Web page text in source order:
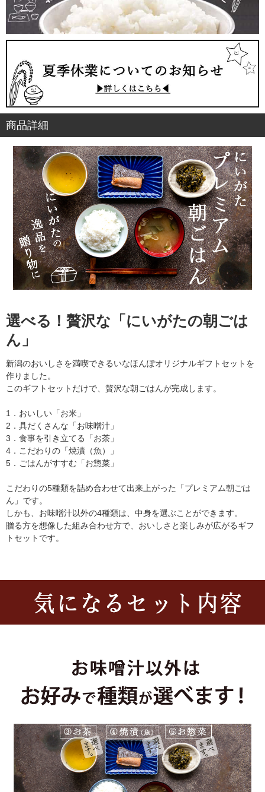
商品詳細
選べる！贅沢な「にいがたの朝ごは
ん」
新潟のおいしさを満喫できるいなほんぽオリジナルギフトセットを
作りました。
このギフトセットだけで、贅沢な朝ごはんが完成します。
1．おいしい「お米」
2．具だくさんな「お味噌汁」
3．食事を引き立てる「お茶」
4．こだわりの「焼漬（魚）」
5．ごはんがすすむ「お惣菜」
こだわりの5種類を詰め合わせて出来上がった「プレミアム朝ごは
ん」です。
しかも、お味噌汁以外の4種類は、中身を選ぶことができます。
贈る方を想像した組み合わせ方で、おいしさと楽しみが広がるギフ
トセットです。